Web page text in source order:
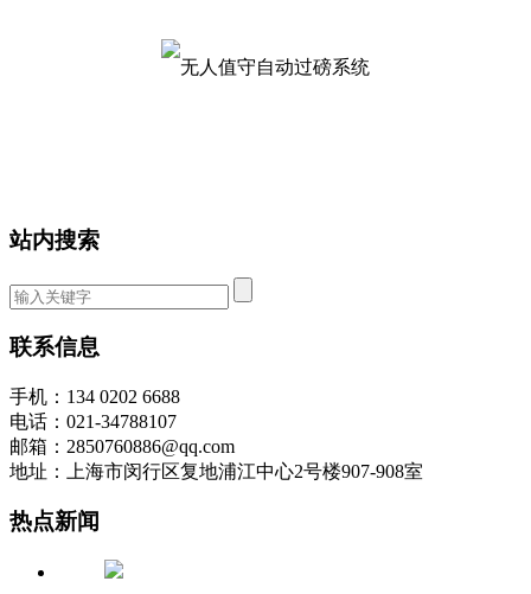
站内搜索
联系信息
手机：134 0202 6688
电话：021-34788107
邮箱：2850760886@qq.com
地址：上海市闵行区复地浦江中心2号楼907-908室
热点新闻